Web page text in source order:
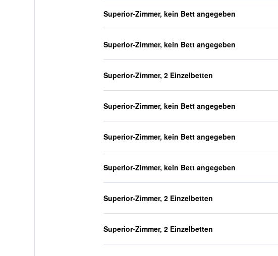
Superior-Zimmer, kein Bett angegeben
Superior-Zimmer, kein Bett angegeben
Superior-Zimmer, 2 Einzelbetten
Superior-Zimmer, kein Bett angegeben
Superior-Zimmer, kein Bett angegeben
Superior-Zimmer, kein Bett angegeben
Superior-Zimmer, 2 Einzelbetten
Superior-Zimmer, 2 Einzelbetten